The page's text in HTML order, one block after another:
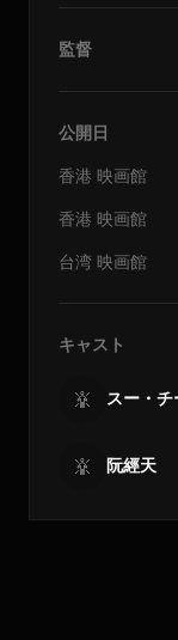
監督
公開日
香港 映画館
香港 映画館
台湾 映画館
キャスト
スー・チ
阮經天